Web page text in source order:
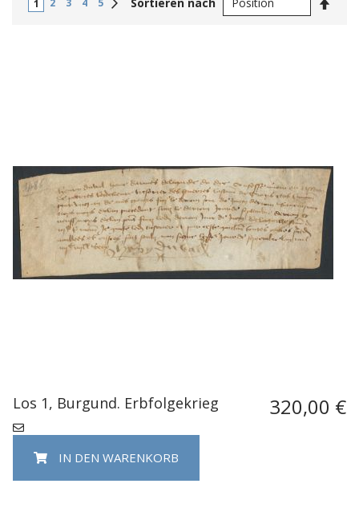
1
Los 1, Burgund. Erbfolgekrieg 320,00 €
IN DEN WARENKORB